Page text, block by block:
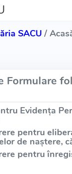
SACU /
Formulare
Evidența
pentru
de naștere,
pentru